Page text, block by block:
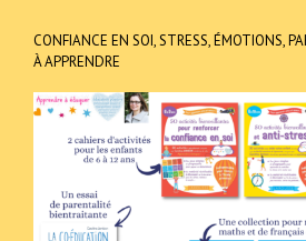
CONFIANCE EN SOI, STRESS, ÉMOTIONS,
À APPRENDRE